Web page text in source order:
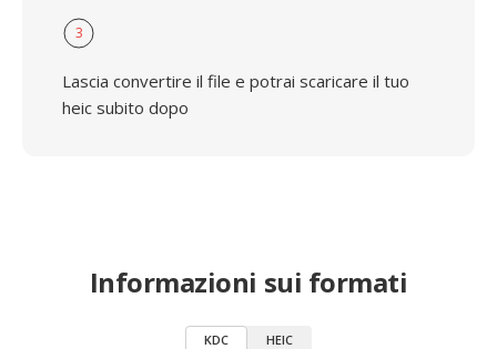
3
Lascia convertire il file e potrai scaricare il tuo
heic subito dopo
Informazioni sui formati
KDC HEIC